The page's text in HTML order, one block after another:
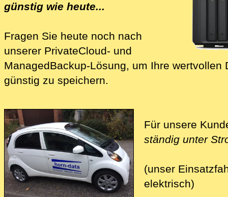
günstig wie heute...
Fragen Sie heute noch nach
unserer PrivateCloud- und
Mana‍ged­Backup-Lösung, um Ihre wertvollen
günstig zu speichern.
Für unsere
ständig unter
(unser
elektrisch)